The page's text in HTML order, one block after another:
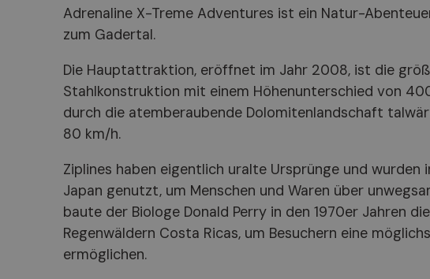
Adrenaline X-Treme Adventures ist ein Natur-
zum Gadertal.
Die Hauptattraktion, eröffnet im Jahr 2008, ist die
Stahlkonstruktion mit einem Höhenunterschied von
durch die atemberaubende Dolomitenlandschaft
80 km/h.
Ziplines haben eigentlich uralte Ursprünge und wurden
Japan genutzt, um Menschen und Waren über
baute der Biologe Donald Perry in den 1970er Jahren
Regenwäldern Costa Ricas, um Besuchern eine
ermöglichen.